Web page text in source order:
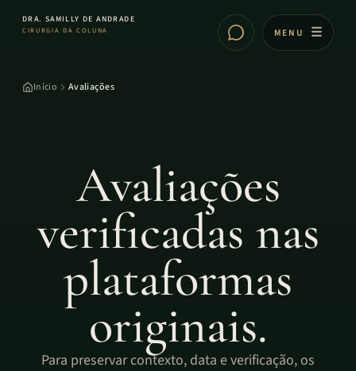
DRA. SAMILLY DE ANDRADE
CIRURGIA DA COLUNA MENU
Início Avaliações
Avaliações
verificadas nas
plataformas
originais.
Para preservar contexto, data e verificação, os